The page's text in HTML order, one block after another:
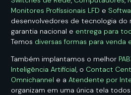
Monitores Profissionais LFD e
desenvolvedores de tecnologia do
garantia nacional e entrega para
Temos diversas formas para venda
Também implantamos o melhor
Inteligência Artificial, o Contact
Omnichannel e aAtendente por
organizam em uma única tela